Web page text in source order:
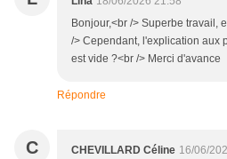
Bonjour,<br /> Superbe travail,
/> Cependant, l'explication aux
est vide ?<br /> Merci d'avance
Répondre
C CHEVILLARD Céline 16/06/